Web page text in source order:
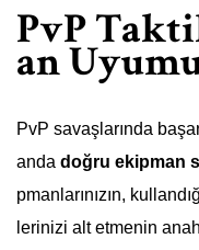
PvP
an
PvP savaşlarında
anda doğru ekipman
pmanlarınızın,
lerinizi alt etmenin